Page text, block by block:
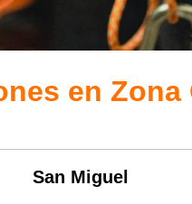
en Zona
San Miguel